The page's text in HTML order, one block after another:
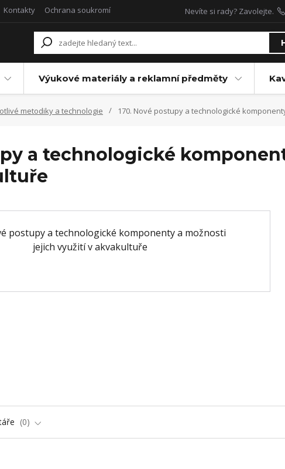
Kontakty Ochrana soukromí Nevíte si rady? Zavolejte.
Výukové materiály a reklamní předměty
metodiky a technologie 170. Nové postupy a technologické
a technologické
0